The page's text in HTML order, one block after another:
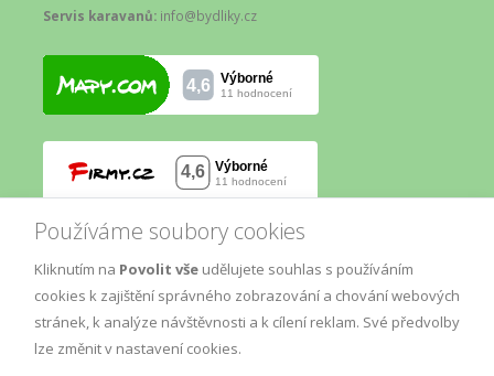
Používáme soubory cookies
Kliknutím na Povolit vše udělujete souhlas s používáním
cookies k zajištění správného zobrazování a chování webových
stránek, k analýze návštěvnosti a k cílení reklam. Své předvolby
lze změnit v nastavení cookies.
Servis karavanů: info@bydliky.cz